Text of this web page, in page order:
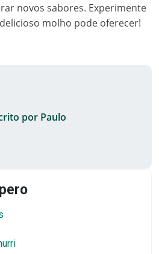
novos sabores. Experimente
molho pode oferecer!
por Paulo